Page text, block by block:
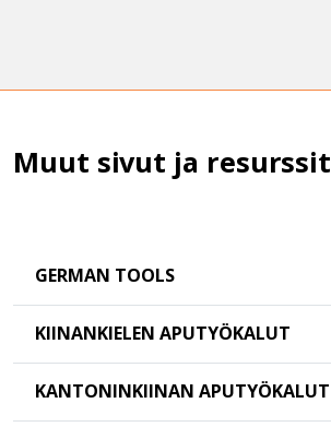
Muut sivut ja resurssit
GERMAN TOOLS
KIINANKIELEN APUTYÖKALUT
KANTONINKIINAN APUTYÖKALUT